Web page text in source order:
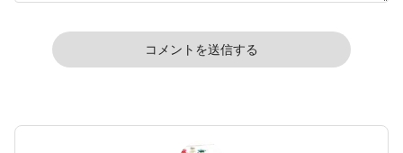
コメントを送信する